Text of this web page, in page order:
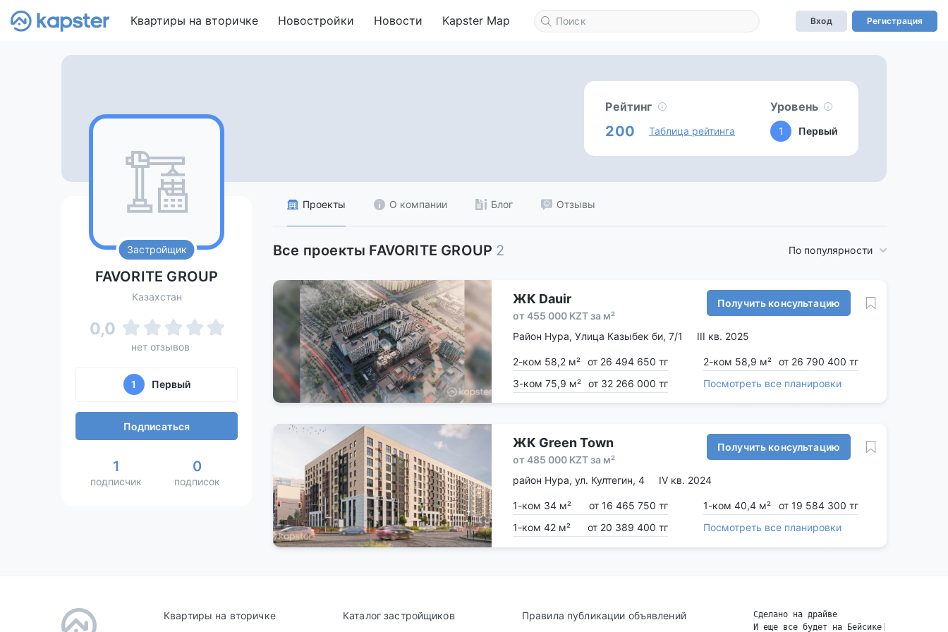
Квартиры на вторичке Новостройки Новости Kapster Map Вход Регистрация
Рейтинг
200 Таблица рейтинга
Уровень
1 Первый
Застройщик
FAVORITE GROUP
Казахстан
0,0
нет отзывов
1 Первый
Подписаться
1
подписчик
0
подписок
Проекты О компании Блог Отзывы
Все проекты FAVORITE GROUP 2 По популярности
ЖК Dauir
от 455 000 KZT за м²
Получить консультацию
Район Нура, Улица Казыбек би, 7/1 III кв. 2025
2-ком 58,2 м² от 26 494 650 тг 2-ком 58,9 м² от 26 790 400 тг
3-ком 75,9 м² от 32 266 000 тг Посмотреть все планировки
ЖК Green Town
от 485 000 KZT за м²
Получить консультацию
район Нура, ул. Култегин, 4 IV кв. 2024
1-ком 34 м² от 16 465 750 тг 1-ком 40,4 м²
от 19 584 300 тг
1-ком 42 м²
от 20 389 400 тг Посмотреть все планировки
Квартиры на вторичке
Каталог застройщиков
Правила публикации объявлений
Сделано на драйве
И еще все будет на Бейсике